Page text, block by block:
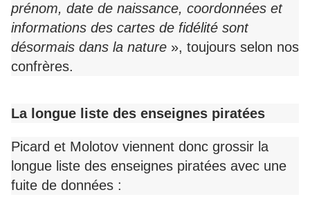
prénom, date de naissance, coordonnées et
informations des cartes de fidélité sont
désormais dans la nature », toujours selon nos
confrères.
La longue liste des enseignes piratées
Picard et Molotov viennent donc grossir la
longue liste des enseignes piratées avec une
fuite de données :